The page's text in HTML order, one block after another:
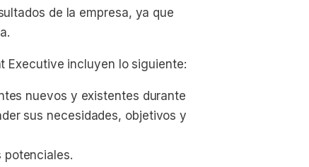
de la empresa, ya que
Executive incluyen lo siguiente:
nuevos y existentes durante
sus necesidades, objetivos y
potenciales.